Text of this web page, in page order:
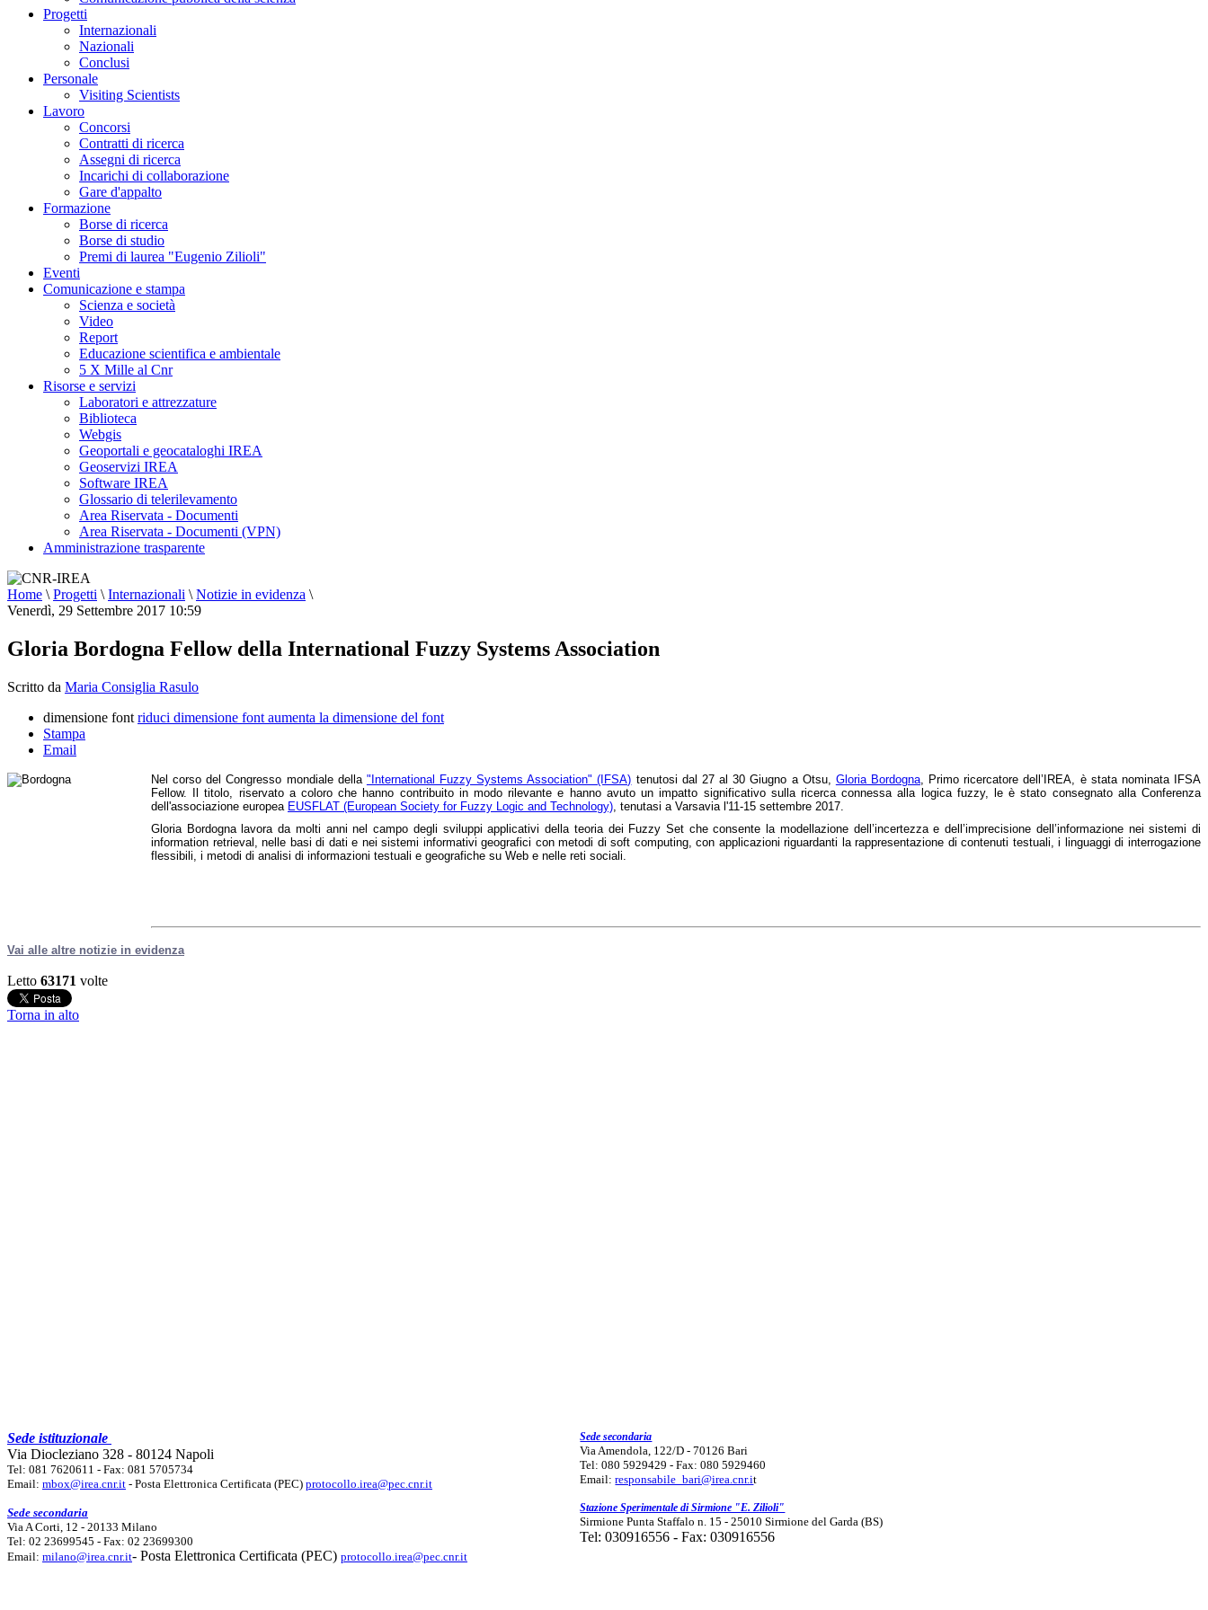
Progetti
Internazionali
Nazionali
Conclusi
Personale
Visiting Scientists
Lavoro
Concorsi
Contratti di ricerca
Assegni di ricerca
Incarichi di collaborazione
Gare d'appalto
Formazione
Borse di ricerca
Borse di studio
Premi di laurea "Eugenio Zilioli"
Eventi
Comunicazione e stampa
Scienza e società
Video
Report
Educazione scientifica e ambientale
5 X Mille al Cnr
Risorse e servizi
Laboratori e attrezzature
Biblioteca
Webgis
Geoportali e geocataloghi IREA
Geoservizi IREA
Software IREA
Glossario di telerilevamento
Area Riservata - Documenti
Area Riservata - Documenti (VPN)
Amministrazione trasparente
Home \ Progetti \ Internazionali \ Notizie in evidenza \
Venerdì, 29 Settembre 2017 10:59
Gloria Bordogna Fellow della International Fuzzy Systems Association
Scritto da Maria Consiglia Rasulo
dimensione font riduci dimensione font aumenta la dimensione del font
Stampa
Email
Nel corso del Congresso mondiale della "International Fuzzy Systems Association" (IFSA) tenutosi dal 27 al 30 Giugno a Otsu, Gloria Bordogna, Primo ricercatore dell’IREA, è stata nominata IFSA
Fellow. Il titolo, riservato a coloro che hanno contribuito in modo rilevante e hanno avuto un impatto significativo sulla ricerca connessa alla logica fuzzy, le è stato consegnato alla Conferenza
dell'associazione europea EUSFLAT (European Society for Fuzzy Logic and Technology) , tenutasi a Varsavia l'11-15 settembre 2017.
Gloria Bordogna lavora da molti anni nel campo degli sviluppi applicativi della teoria dei Fuzzy Set che consente la modellazione dell’incertezza e dell’imprecisione dell’informazione nei sistemi di
information retrieval, nelle basi di dati e nei sistemi informativi geografici con metodi di soft computing, con applicazioni riguardanti la rappresentazione di contenuti testuali, i linguaggi di interrogazione
flessibili, i metodi di analisi di informazioni testuali e geografiche su Web e nelle reti sociali.
Vai alle altre notizie in evidenza
Letto 63171 volte
Torna in alto
Sede istituzionale
Via Diocleziano 328 - 80124 Napoli
Tel: 081 7620611 - Fax: 081 5705734
Email: mbox@irea.cnr.it - Posta Elettronica Certificata (PEC) protocollo.irea@pec.cnr.it
Sede secondaria
Via A Corti, 12 - 20133 Milano
Tel: 02 23699545 - Fax: 02 23699300
Email: milano@irea.cnr.it- Posta Elettronica Certificata (PEC) protocollo.irea@pec.cnr.it
Sede secondaria
Via Amendola, 122/D - 70126 Bari
Tel: 080 5929429 - Fax: 080 5929460
Email:responsabile_bari@irea.cnr.it
Stazione Sperimentale di Sirmione "E. Zilioli"
Sirmione Punta Staffalo n. 15 - 25010 Sirmione del Garda (BS)
Tel: 030916556 - Fax: 030916556